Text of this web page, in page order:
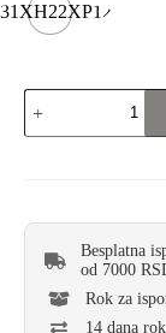
Besplatna
od 7000
Rok za
14 dana